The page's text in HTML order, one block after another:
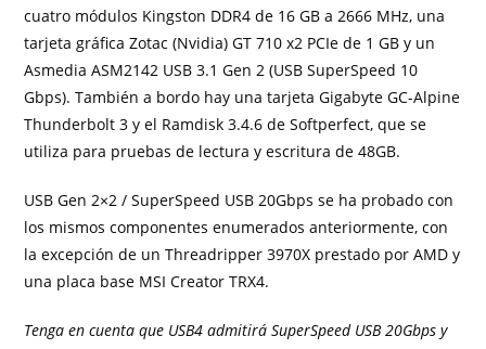
cuatro módulos Kingston DDR4 de 16 GB a 2666 MHz, una
tarjeta gráfica Zotac (Nvidia) GT 710 x2 PCIe de 1 GB y un
Asmedia ASM2142 USB 3.1 Gen 2 (USB SuperSpeed ​​10
Gbps). También a bordo hay una tarjeta Gigabyte GC-Alpine
Thunderbolt 3 y el Ramdisk 3.4.6 de Softperfect, que se
utiliza para pruebas de lectura y escritura de 48GB.
USB Gen 2×2 / SuperSpeed ​​USB 20Gbps se ha probado con
los mismos componentes enumerados anteriormente, con
la excepción de un Threadripper 3970X prestado por AMD y
una placa base MSI Creator TRX4.
Tenga en cuenta que USB4 admitirá SuperSpeed ​​USB 20Gbps y